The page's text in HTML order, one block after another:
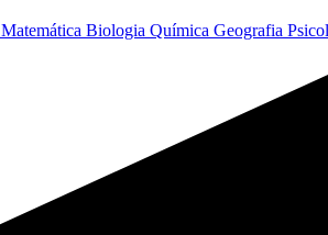
Matemática Biologia Química Geografia